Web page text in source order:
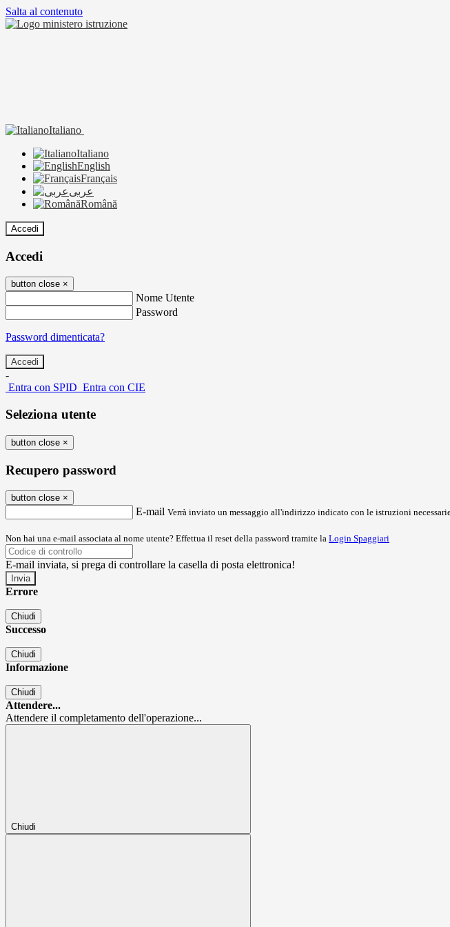
Salta al contenuto
Italiano
Italiano
English
Français
عربى
Română
Accedi
Accedi
button close ×
Nome Utente
Password
Password dimenticata?
-
Entra con SPID Entra con CIE
Seleziona utente
button close ×
Recupero password
button close ×
E-mail Verrà inviato un messaggio all'indirizzo indicato con le istruzioni
Non hai una e-mail associata al nome utente? Effettua il reset della password tramite la Login Spaggiari
E-mail inviata, si prega di controllare la casella di posta elettronica!
Errore
Chiudi
Successo
Chiudi
Informazione
Chiudi
Attendere...
Attendere il completamento dell'operazione...
Chiudi